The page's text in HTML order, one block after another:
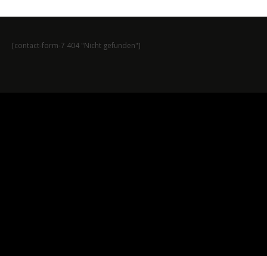
[contact-form-7 404 "Nicht gefunden"]